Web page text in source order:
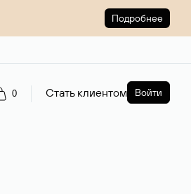
Подробнее
0 Стать клиентом Войти